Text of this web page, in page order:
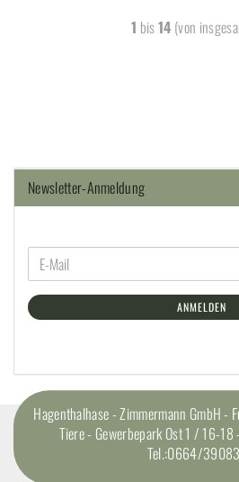
1 bis14 (von
Newsletter-Anmeldung
ANMELDEN
Hagenthalhase - Zimmermann GmbH -
Tiere - Gewerbepark Ost 1 / 16-
Tel.:0664/